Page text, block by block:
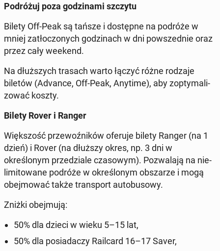
Po­dróżuj poza godz­i­na­mi szczytu
Bilety Off-Peak są tańsze i dostęp­ne na podróże w
mniej za­tłoc­zonych godz­i­nach w dni powszed­nie oraz
przez cały weekend.
Na dłuższych trasach warto łączyć różne rodzaje
biletów (Advance, Off-Peak, Anytime), aby zop­ty­mal­i­
zować koszty.
Bilety Rover i Ranger
Więk­szość prze­woźników oferuje bilety Ranger (na 1
dzień) i Rover (na dłuższy okres, np. 3 dni w
określonym przedziale cza­sowym). Pozwala­ją na nie­
lim­i­towane podróże w określonym ob­szarze i mogą
obe­j­mować także trans­port au­to­bu­sowy.
Zniżki obe­j­mu­ją:
50% dla dzieci w wieku 5–15 lat,
50% dla posi­adaczy Rail­card 16–17 Saver,